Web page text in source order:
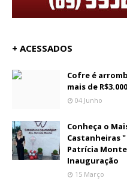
+ ACESSADOS
Cofre é
mais de
04 Junho
Conheça o
Castanheiras
Patrícia
Inauguração
15 Março